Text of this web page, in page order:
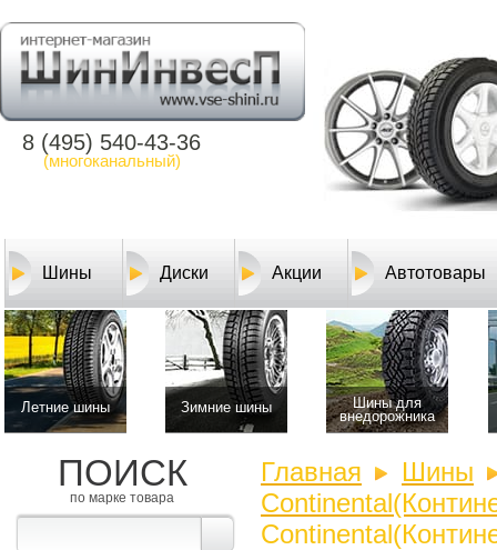
8 (495) 540-43-36
(многоканальный)
Шины Диски Акции Автотовары
Летние шины Зимние шины
Шины для
внедорожника
ПОИСК
по марке товара
Главная
Шины